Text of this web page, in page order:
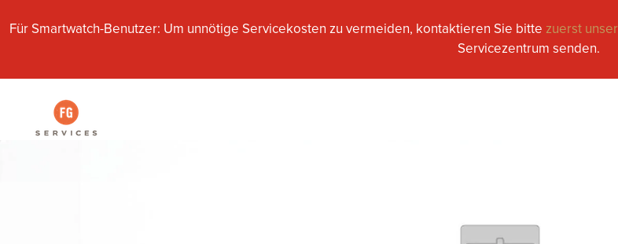
Für Smartwatch-Benutzer: Um unnötige Servicekosten zu vermeiden, kontaktieren Sie bitte zuerst
Servicezentrum senden.